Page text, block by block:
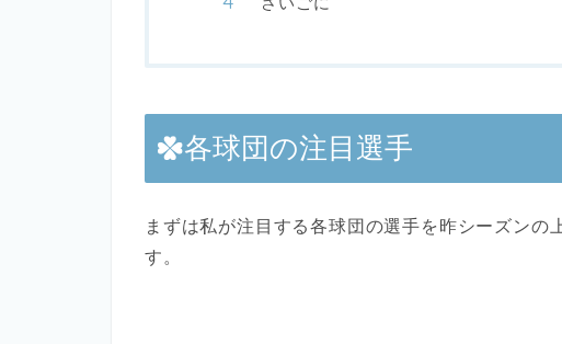
各球団の注目選手
まずは私が注目する各球団の選手を昨シーズンの
す。